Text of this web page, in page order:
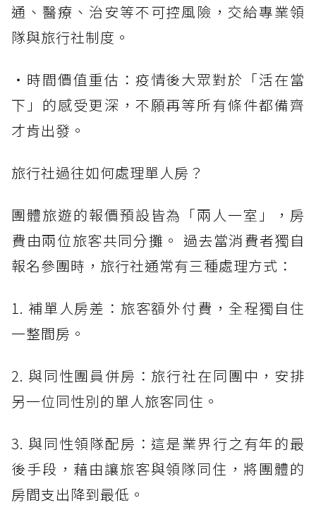
通、醫療、治安等不可控風險，交給專業領
隊與旅行社制度。
・時間價值重估：疫情後大眾對於「活在當
下」的感受更深，不願再等所有條件都備齊
才肯出發。
旅行社過往如何處理單人房？
團體旅遊的報價預設皆為「兩人一室」，房
費由兩位旅客共同分攤。 過去當消費者獨自
報名參團時，旅行社通常有三種處理方式：
1. 補單人房差：旅客額外付費，全程獨自住
一整間房。
2. 與同性團員併房：旅行社在同團中，安排
另一位同性別的單人旅客同住。
3. 與同性領隊配房：這是業界行之有年的最
後手段，藉由讓旅客與領隊同住，將團體的
房間支出降到最低。